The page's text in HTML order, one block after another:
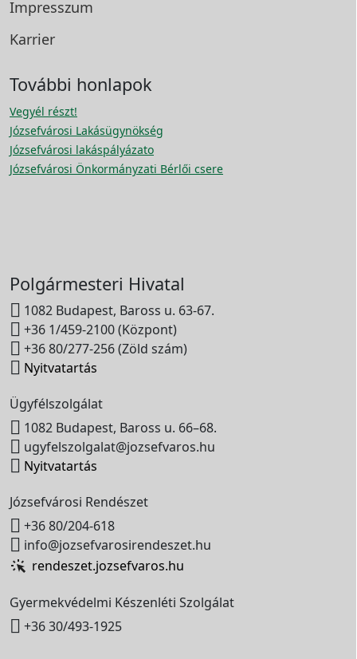
Impresszum
Karrier
További honlapok
Vegyél részt!
Józsefvárosi Lakásügynökség
Józsefvárosi lakáspályázato
Józsefvárosi Önkormányzati Bérlői csere
Polgármesteri Hivatal
 1082 Budapest, Baross u. 63-67.
 +36 1/459-2100 (Központ)
 +36 80/277-256 (Zöld szám)
 Nyitvatartás
Ügyfélszolgálat
 1082 Budapest, Baross u. 66–68.
 ugyfelszolgalat@jozsefvaros.hu
 Nyitvatartás
Józsefvárosi Rendészet
 +36 80/204-618
 info@jozsefvarosirendeszet.hu
rendeszet.jozsefvaros.hu
Gyermekvédelmi Készenléti Szolgálat
 +36 30/493-1925